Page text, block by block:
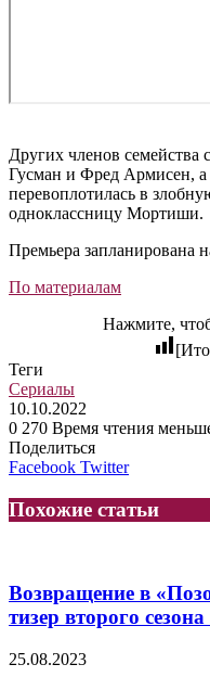
Других членов
Гусман и Фред Армисен,
перевоплотилась в
одноклассницу Мортиши.
Премьера запланирована
По материалам
Нажмите,
Теги
Сериалы
10.10.2022
0 270 Время чтения
Поделиться
Facebook TwitterLinkedIn
Tumblr
Reddit
Вконтакте
Skype
Messenger
Messenger
WhatsApp
Telegram
Viber
Line
Похожие статьи
Возвращение в
тизер второго
25.08.2023